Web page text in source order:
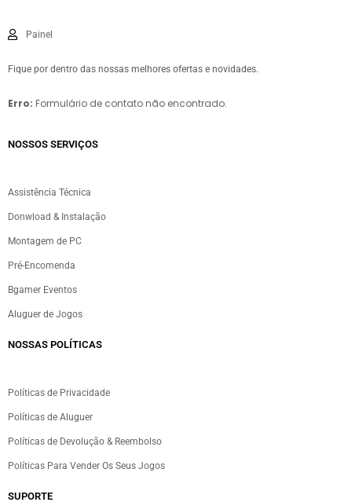
Painel
Fique por dentro das nossas melhores ofertas e novidades.
Erro: Formulário de contato não encontrado.
NOSSOS SERVIÇOS​
Assistência Técnica
Donwload & Instalação
Montagem de PC
Pré-Encomenda
Bgamer Eventos
Aluguer de Jogos
NOSSAS POLÍTICAS
Políticas de Privacidade
Políticas de Aluguer
Políticas de Devolução & Reembolso
Políticas Para Vender Os Seus Jogos
SUPORTE